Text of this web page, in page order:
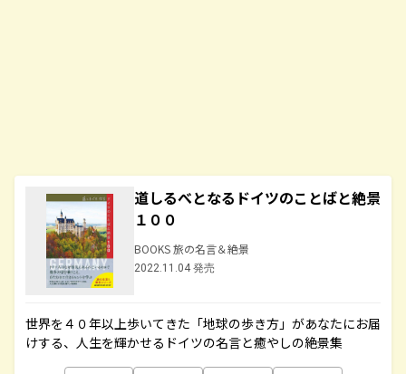
道しるべとなるドイツのことばと絶景
１００
BOOKS 旅の名言＆絶景
2022.11.04 発売
世界を４０年以上歩いてきた「地球の歩き方」があなたにお届
けする、人生を輝かせるドイツの名言と癒やしの絶景集